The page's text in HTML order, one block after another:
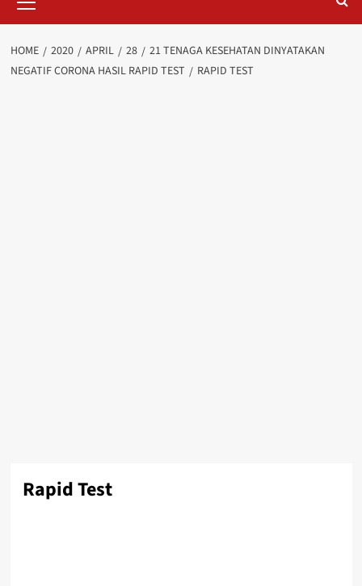
Menu
HOME 2020 APRIL 28
21 TENAGA KESEHATAN DINYATAKAN
NEGATIF CORONA HASIL RAPID TEST
RAPID TEST
Rapid Test